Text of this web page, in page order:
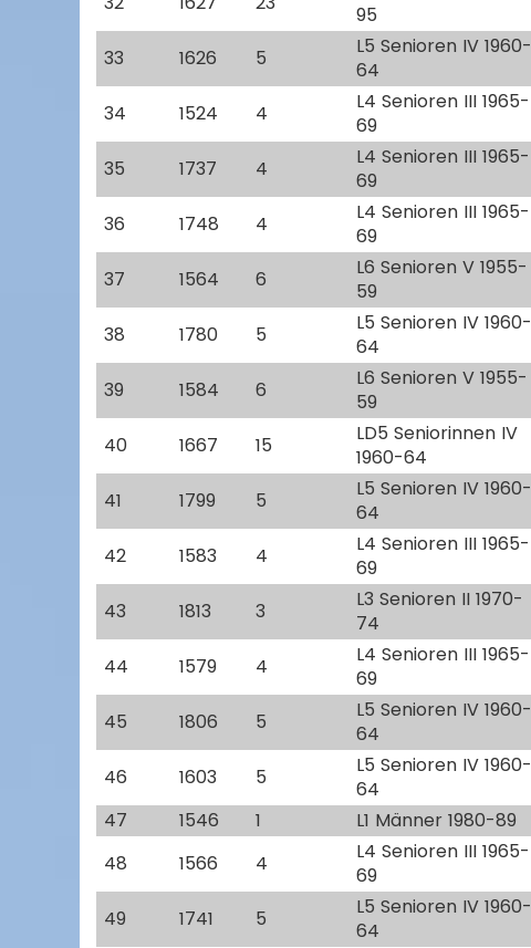
95
33 1626 5
L5 Senioren IV 1960-
64
34 1524 4
L4 Senioren III 1965-
69
35 1737 4
L4 Senioren III 1965-
69
36 1748 4
L4 Senioren III 1965-
69
37 1564 6
L6 Senioren V 1955-
59
38 1780 5
L5 Senioren IV 1960-
64
39 1584 6
L6 Senioren V 1955-
59
40 1667 15
LD5 Seniorinnen IV
1960-64
41
1799 5
L5 Senioren IV 1960-
64
42 1583 4
L4 Senioren III 1965-
69
43 1813 3
L3 Senioren II 1970-
74
44 1579 4
L4 Senioren III 1965-
69
45 1806 5
L5 Senioren IV 1960-
64
46 1603 5
L5 Senioren IV 1960-
64
47
1546 1 L1 Männer 1980-89
48
1566 4
L4 Senioren III 1965-
69
49 1741 5
L5 Senioren IV 1960-
64